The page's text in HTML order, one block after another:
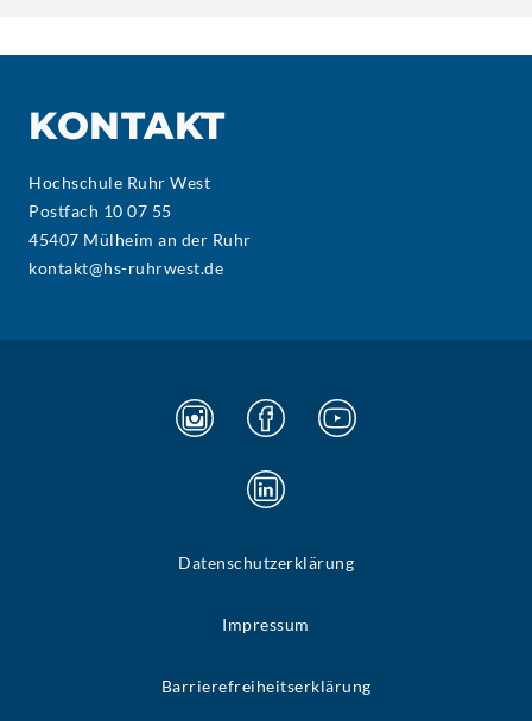
KONTAKT
Hochschule Ruhr West
Postfach 10 07 55
45407 Mülheim an der Ruhr
kontakt@hs-ruhrwest.de
Datenschutzerklärung
Impressum
Barrierefreiheitserklärung